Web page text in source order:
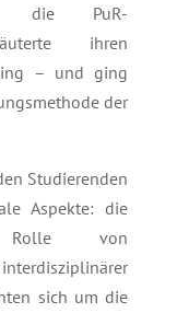
die PuR-
ihren
– und ging
der
Studierenden
Aspekte: die
Rolle von
sich um die